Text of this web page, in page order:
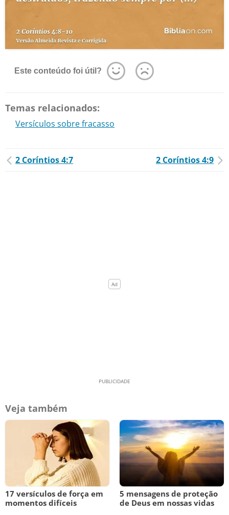
Este conteúdo foi útil?
Temas relacionados:
Versículos sobre fracasso
2 Coríntios 4:7 2 Coríntios 4:9
Veja também
17 versículos de força em
momentos difíceis
5 mensagens de proteção
de Deus em nossas vidas